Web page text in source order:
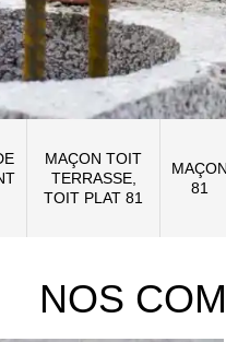
MAÇON TOIT
TERRASSE,
TOIT PLAT 81
MAÇON
81
NOS